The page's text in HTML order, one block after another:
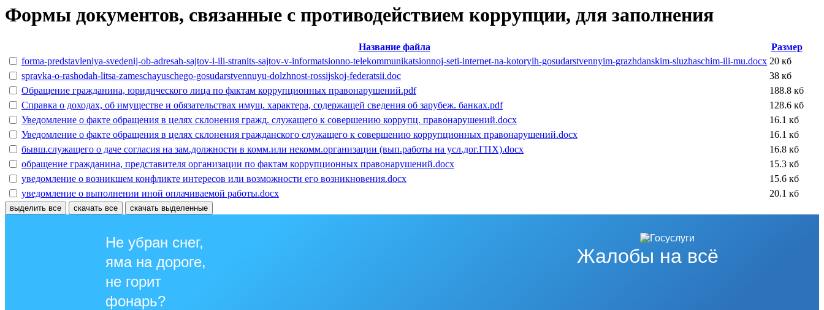
Формы документов, связанные с противодействием коррупции, для заполнения
Название файла
Размер
forma-predstavleniya-svedenij-ob-adresah-sajtov-i-ili-stranits-sajtov-v-informatsionno-telekommunikatsionnoj-seti-internet-na-kotoryih-gosudarstvennyim-grazhdanskim-sluzhaschim-ili-mu.docx 20 кб
spravka-o-rashodah-litsa-zameschayuschego-gosudarstvennuyu-dolzhnost-rossijskoj-federatsii.doc
38 кб
Обращение гражданина, юридического лица по фактам коррупционных правонарушений.pdf
188.8 кб
Справка о доходах, об имуществе и обязательствах имущ. характера, содержащей сведения об зарубеж. банках.pdf
128.6 кб
Уведомление о факте обращения в целях склонения гражд. служащего к совершению коррупц. правонарушений.docx
16.1 кб
Уведомление о факте обращения в целях склонения гражданского служащего к совершению коррупционных правонарушений.docx
16.1 кб
бывш.служащего о даче согласия на зам.должности в комм.или некомм.организации (вып.работы на усл.дог.ГПХ).docx
16.8 кб
обращение гражданина, представителя организации по фактам коррупционных правонарушений.docx
15.3 кб
уведомление о возникшем конфликте интересов или возможности его возникновения.docx
15.6 кб
уведомление о выполнении иной оплачиваемой работы.docx
20.1 кб
выделить все скачать все скачать выделенные
Жалобы на всё
Не убран снег,
яма на дороге,
не горит
фонарь?